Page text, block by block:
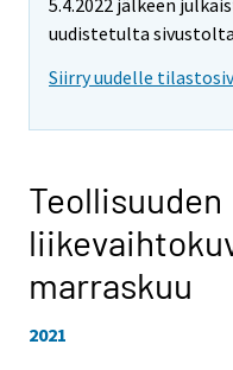
5.4.2022 jälkeen
uudistetulta
Siirry uudelle
Teollisuuden
marraskuu
2021